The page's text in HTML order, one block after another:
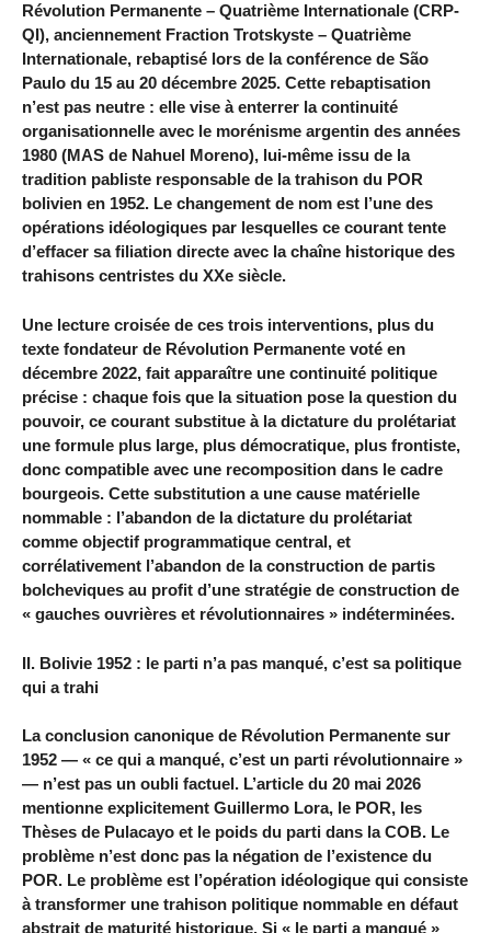
Révolution Permanente – Quatrième Internationale (CRP-
QI), anciennement Fraction Trotskyste – Quatrième
Internationale, rebaptisé lors de la conférence de São
Paulo du 15 au 20 décembre 2025. Cette rebaptisation
n’est pas neutre : elle vise à enterrer la continuité
organisationnelle avec le morénisme argentin des années
1980 (MAS de Nahuel Moreno), lui-même issu de la
tradition pabliste responsable de la trahison du POR
bolivien en 1952. Le changement de nom est l’une des
opérations idéologiques par lesquelles ce courant tente
d’effacer sa filiation directe avec la chaîne historique des
trahisons centristes du XXe siècle.
Une lecture croisée de ces trois interventions, plus du
texte fondateur de Révolution Permanente voté en
décembre 2022, fait apparaître une continuité politique
précise : chaque fois que la situation pose la question du
pouvoir, ce courant substitue à la dictature du prolétariat
une formule plus large, plus démocratique, plus frontiste,
donc compatible avec une recomposition dans le cadre
bourgeois. Cette substitution a une cause matérielle
nommable : l’abandon de la dictature du prolétariat
comme objectif programmatique central, et
corrélativement l’abandon de la construction de partis
bolcheviques au profit d’une stratégie de construction de
« gauches ouvrières et révolutionnaires » indéterminées.
II. Bolivie 1952 : le parti n’a pas manqué, c’est sa politique
qui a trahi
La conclusion canonique de Révolution Permanente sur
1952 — « ce qui a manqué, c’est un parti révolutionnaire »
— n’est pas un oubli factuel. L’article du 20 mai 2026
mentionne explicitement Guillermo Lora, le POR, les
Thèses de Pulacayo et le poids du parti dans la COB. Le
problème n’est donc pas la négation de l’existence du
POR. Le problème est l’opération idéologique qui consiste
à transformer une trahison politique nommable en défaut
abstrait de maturité historique. Si « le parti a manqué »